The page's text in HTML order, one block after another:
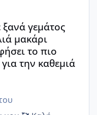
και ανεμελιά
γεμάτος
μακάρι
το πιο
την καθεμιά